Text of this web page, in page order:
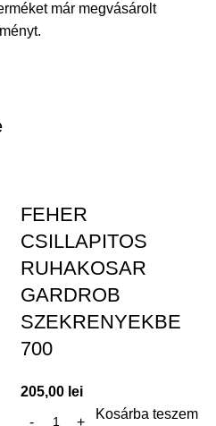
már megvásárolt
FEHER
CSILLAPITOS
RUHAKOSAR
GARDROB
SZEKRENYEKBE
700
205,00 lei
Kosárba teszem